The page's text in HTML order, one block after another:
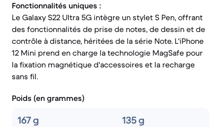
Fonctionnalités uniques :
Le Galaxy S22 Ultra 5G intègre un stylet S Pen, offrant
des fonctionnalités de prise de notes, de dessin et de
contrôle à distance, héritées de la série Note. L'iPhone
12 Mini prend en charge la technologie MagSafe pour
la fixation magnétique d'accessoires et la recharge
sans fil.
Poids (en grammes)
167 g 135 g